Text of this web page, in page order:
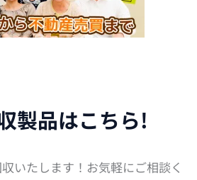
製品はこちら!
いたします！お気軽にご相談く